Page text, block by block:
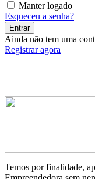
Manter logado
Esqueceu a senha?
Entrar
Ainda não tem uma
Registrar agora
Temos por finalidade,